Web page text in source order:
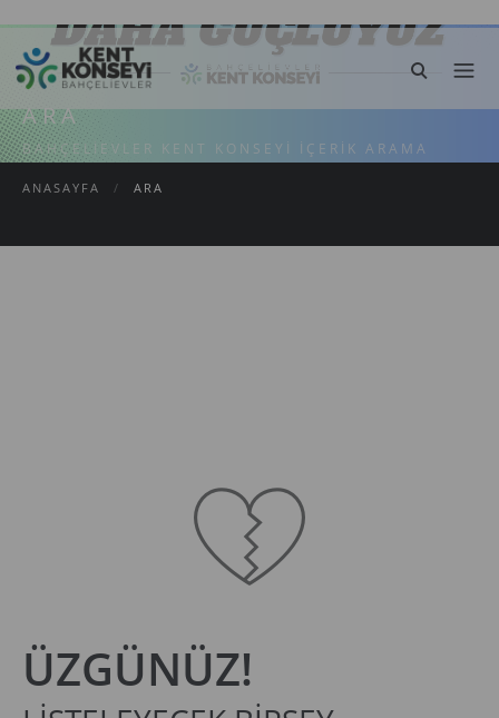
ARA
BAHÇELIEVLER KENT KONSEYI İÇERIK ARAMA
ANASAYFA / ARA
ÜZGÜNÜZ!